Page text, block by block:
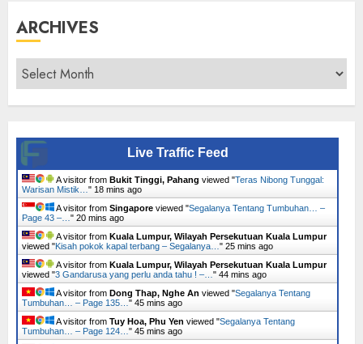
ARCHIVES
Archives
Live Traffic Feed
A visitor from Bukit Tinggi, Pahang viewed "Teras Nibong Tunggal:
Warisan Mistik… " 18 mins ago
A visitor from Singapore viewed "Segalanya Tentang Tumbuhan… –
Page 43 –… " 20 mins ago
A visitor from Kuala Lumpur, Wilayah Persekutuan Kuala Lumpur
viewed "Kisah pokok kapal terbang – Segalanya… " 25 mins ago
A visitor from Kuala Lumpur, Wilayah Persekutuan Kuala Lumpur
viewed "3 Gandarusa yang perlu anda tahu ! –… " 44 mins ago
A visitor from Dong Thap, Nghe An viewed "Segalanya Tentang
Tumbuhan… – Page 135… " 45 mins ago
A visitor from Tuy Hoa, Phu Yen viewed "Segalanya Tentang
Tumbuhan… – Page 124… " 45 mins ago